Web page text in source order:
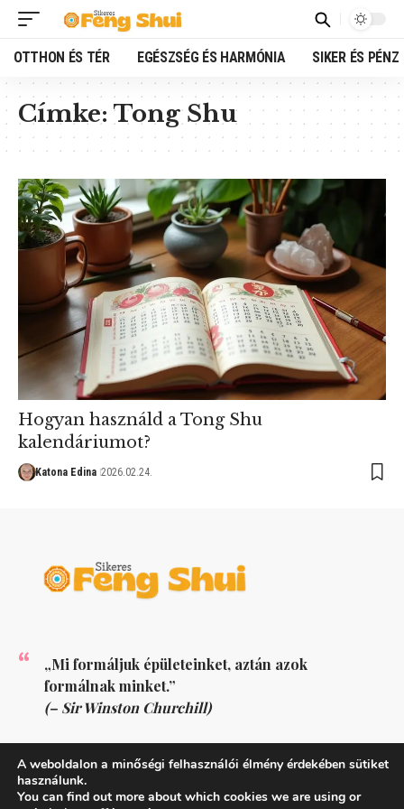
OTTHON ÉS TÉR EGÉSZSÉG ÉS HARMÓNIA SIKER ÉS PÉNZ
Címke: Tong Shu
Hogyan használd a Tong Shu
kalendáriumot?
Katona Edina 2026.02.24.
„Mi formáljuk épületeinket, aztán azok
formálnak minket.”
(– Sir Winston Churchill)
A weboldalon a minőségi felhasználói élmény érdekében sütiket
használunk.
You can find out more about which cookies we are using or